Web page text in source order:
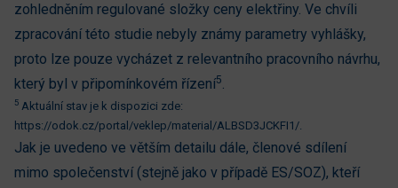
zohledněním regulované složky ceny elektřiny. Ve chvíli
zpracování této studie nebyly známy parametry vyhlášky,
proto lze pouze vycházet z relevantního pracovního návrhu,
který byl v připomínkovém řízení5.
5 Aktuální stav je k dispozici zde:
https://odok.cz/portal/veklep/material/ALBSD3JCKFI1/.
Jak je uvedeno ve větším detailu dále, členové sdílení
mimo společenství (stejně jako v případě ES/SOZ), kteří